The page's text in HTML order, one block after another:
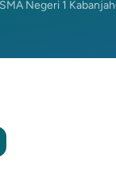
Negeri 1